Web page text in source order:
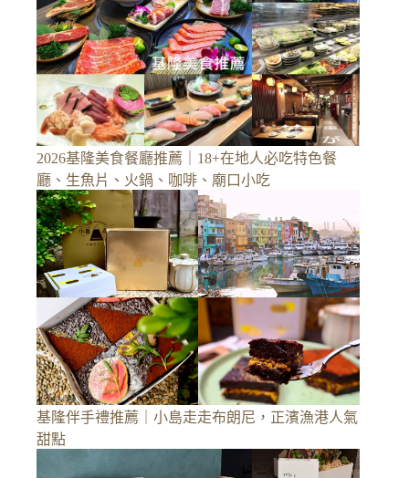
2026基隆美食餐廳推薦｜18+在地人必吃特色餐
廳、生魚片、火鍋、咖啡、廟口小吃
基隆伴手禮推薦｜小島走走布朗尼，正濱漁港人氣
甜點